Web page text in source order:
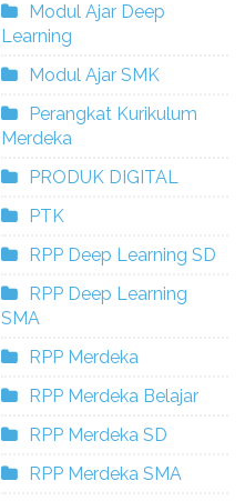
Modul Ajar Deep
Learning
Modul Ajar SMK
Perangkat Kurikulum
Merdeka
PRODUK DIGITAL
PTK
RPP Deep Learning SD
RPP Deep Learning
SMA
RPP Merdeka
RPP Merdeka Belajar
RPP Merdeka SD
RPP Merdeka SMA